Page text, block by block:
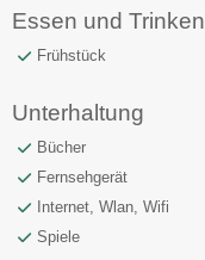
Essen und Trinken
Frühstück
Unterhaltung
Bücher
Fernsehgerät
Internet, Wlan, Wifi
Spiele